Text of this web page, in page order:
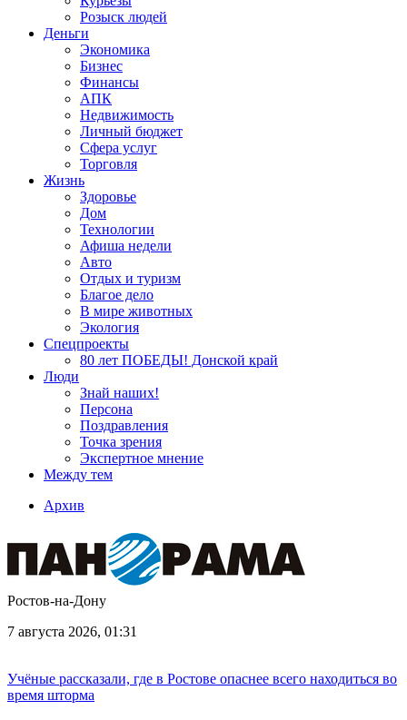
Розыск людей
Деньги
Экономика
Бизнес
Финансы
АПК
Недвижимость
Личный бюджет
Сфера услуг
Торговля
Жизнь
Здоровье
Дом
Технологии
Афиша недели
Авто
Отдых и туризм
Благое дело
В мире животных
Экология
Спецпроекты
80 лет ПОБЕДЫ! Донской край
Люди
Знай наших!
Персона
Поздравления
Точка зрения
Экспертное мнение
Между тем
Архив
Ростов-на-Дону
7 августа 2026, 01:31
Учёные рассказали, где в Ростове опаснее всего находиться во
время шторма